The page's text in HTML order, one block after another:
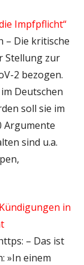
Impfpflicht“
– Die kritische
Stellung zur
2 bezogen.
Deutschen
soll sie im
Argumente
sind u.a.
in
– Das ist
»In einem